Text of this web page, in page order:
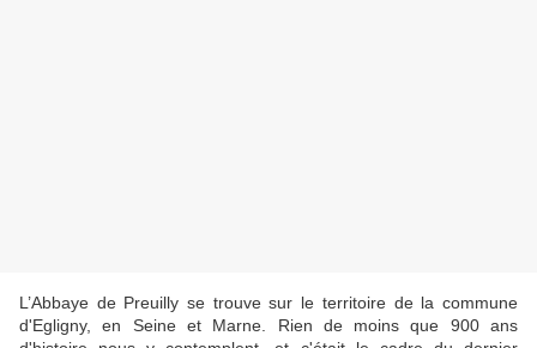
L’Abbaye de Preuilly se trouve sur le territoire de la commune
d'Egligny, en Seine et Marne. Rien de moins que 900 ans